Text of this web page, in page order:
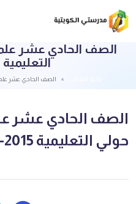
الصف الحادي عشر
التعليمية 2015-2016
الصف الحادي عشر علمي
الصف الحادي عشر
حولي التعليمية 2015-2016